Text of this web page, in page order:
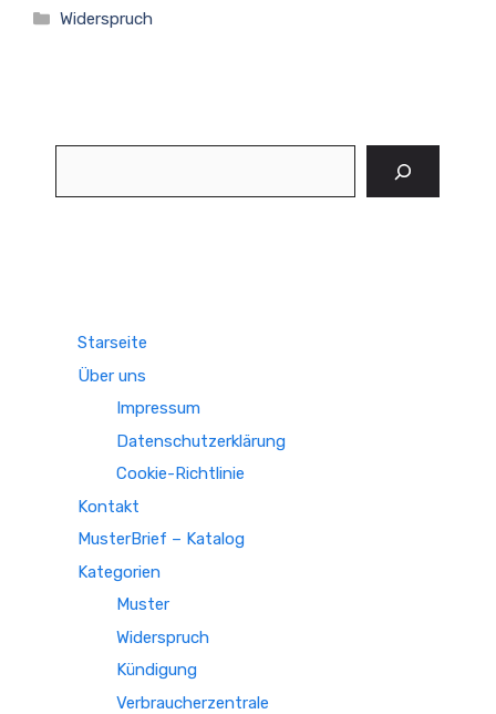
Kategorien
Widerspruch
Starseite
Über uns
Impressum
Datenschutzerklärung
Cookie-Richtlinie
Kontakt
MusterBrief – Katalog
Kategorien
Muster
Widerspruch
Kündigung
Verbraucherzentrale